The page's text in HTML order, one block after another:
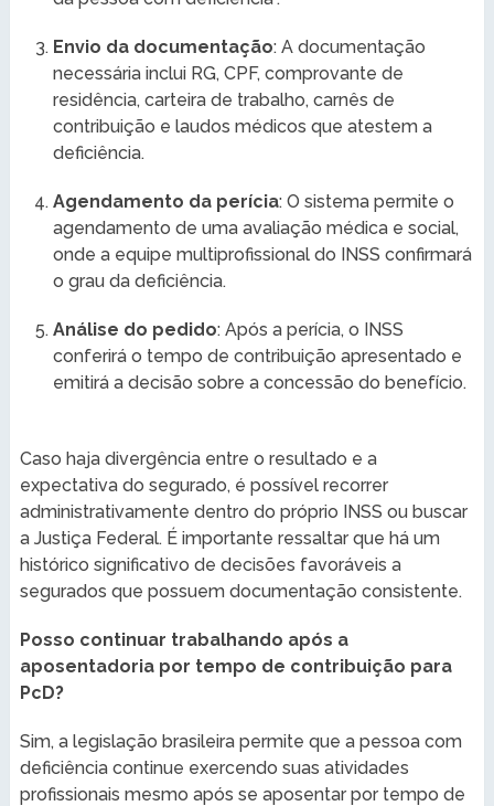
Envio da documentação: A documentação
necessária inclui RG, CPF, comprovante de
residência, carteira de trabalho, carnês de
contribuição e laudos médicos que atestem a
deficiência.
Agendamento da perícia: O sistema permite o
agendamento de uma avaliação médica e social,
onde a equipe multiprofissional do INSS confirmará
o grau da deficiência.
Análise do pedido: Após a perícia, o INSS
conferirá o tempo de contribuição apresentado e
emitirá a decisão sobre a concessão do benefício.
Caso haja divergência entre o resultado e a
expectativa do segurado, é possível recorrer
administrativamente dentro do próprio INSS ou buscar
a Justiça Federal. É importante ressaltar que há um
histórico significativo de decisões favoráveis a
segurados que possuem documentação consistente.
Posso continuar trabalhando após a
aposentadoria por tempo de contribuição para
PcD?
Sim, a legislação brasileira permite que a pessoa com
deficiência continue exercendo suas atividades
profissionais mesmo após se aposentar por tempo de